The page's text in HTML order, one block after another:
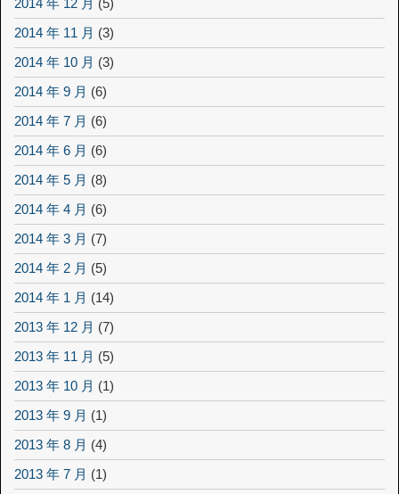
2014 年 11 月 (3)
2014 年 10 月 (3)
2014 年 9 月 (6)
2014 年 7 月 (6)
2014 年 6 月 (6)
2014 年 5 月 (8)
2014 年 4 月 (6)
2014 年 3 月 (7)
2014 年 2 月 (5)
2014 年 1 月 (14)
2013 年 12 月 (7)
2013 年 11 月 (5)
2013 年 10 月 (1)
2013 年 9 月 (1)
2013 年 8 月 (4)
2013 年 7 月 (1)